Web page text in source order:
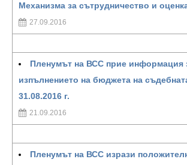
Механизма за сътрудничество и
27.09.2016
Пленумът на ВСС прие информация
изпълнението на бюджета на
31.08.2016 г.
21.09.2016
Пленумът на ВСС изрази